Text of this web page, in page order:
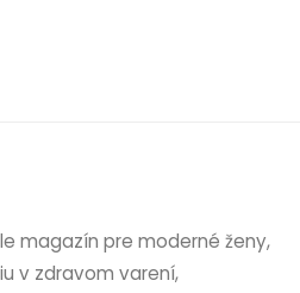
magazín pre moderné ženy,
v zdravom varení,